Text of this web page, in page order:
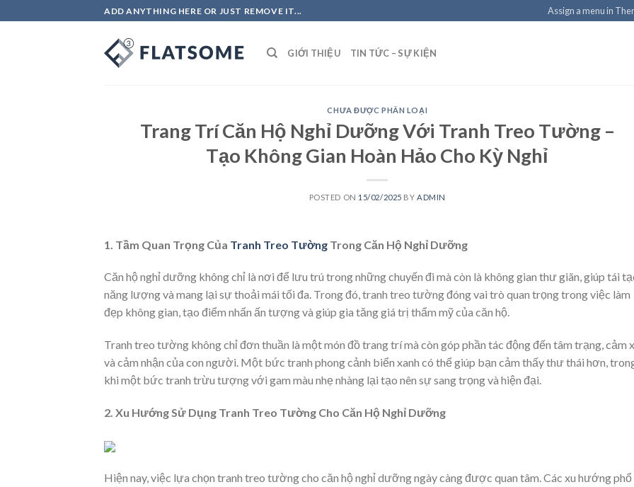
to
ADD ANYTHING HERE OR JUST REMOVE IT... Assign a menu in
GIỚI THIỆU TIN TỨC – SỰ KIỆN
CHƯA ĐƯỢC PHÂN LOẠI
Trang Trí Căn Hộ Nghỉ Dưỡng Với Tranh Treo Tường –
Tạo Không Gian Hoàn Hảo Cho Kỳ Nghỉ
POSTED ON 15/02/2025 BY ADMIN
1. Tầm Quan Trọng Của Tranh Treo Tường Trong Căn Hộ Nghỉ Dưỡng
Căn hộ nghỉ dưỡng không chỉ là nơi để lưu trú trong những chuyến đi mà còn là không gian thư giãn, giúp tái
năng lượng và mang lại sự thoải mái tối đa. Trong đó, tranh treo tường đóng vai trò quan trọng trong việc làm
đẹp không gian, tạo điểm nhấn ấn tượng và giúp gia tăng giá trị thẩm mỹ của căn hộ.
Tranh treo tường không chỉ đơn thuần là một món đồ trang trí mà còn góp phần tác động đến tâm trạng, cảm
và cảm nhận của con người. Một bức tranh phong cảnh biển xanh có thể giúp bạn cảm thấy thư thái hơn,
khi một bức tranh trừu tượng với gam màu nhẹ nhàng lại tạo nên sự sang trọng và hiện đại.
2. Xu Hướng Sử Dụng Tranh Treo Tường Cho Căn Hộ Nghỉ Dưỡng
Hiện nay, việc lựa chọn tranh treo tường cho căn hộ nghỉ dưỡng ngày càng được quan tâm. Các xu hướng phổ